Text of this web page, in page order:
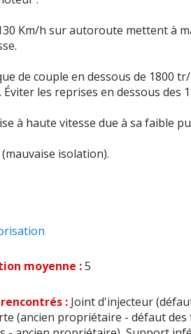
Km/h sur autoroute mettent à
de couple en dessous de 1800
Éviter les reprises en dessous des
à haute vitesse due à sa faible
isolation).
moyenne :5
: Joint d'injecteur
(ancien propriétaire - défaut des